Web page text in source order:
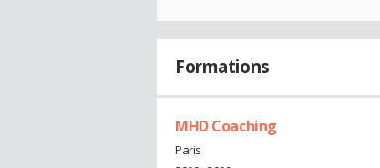
Formations
MHD Coaching
Paris